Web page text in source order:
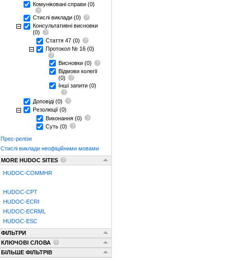
Комуніковані справи (0)
Стислі виклади (0)
Консультативні висновки
(0)
Стаття 47 (0)
Протокол № 16 (0)
Висновки (0)
Відмови колегії
(0)
Інші запити (0)
Доповіді (0)
Резолюції (0)
Виконання (0)
Суть (0)
Прес-релізи
Стислі виклади неофіційними мовами
MORE HUDOC SITES
HUDOC-COMMHR
HUDOC-CPT
HUDOC-ECRI
HUDOC-ECRML
HUDOC-ESC
ФІЛЬТРИ
КЛЮЧОВІ СЛОВА
БІЛЬШЕ ФІЛЬТРІВ